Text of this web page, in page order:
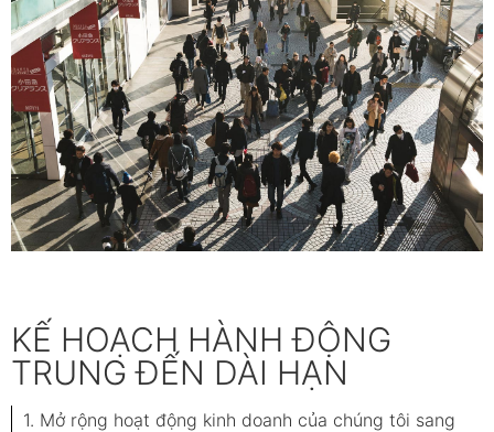
KẾ HOẠCH HÀNH ĐỘNG
TRUNG ĐẾN DÀI HẠN
1. Mở rộng hoạt động kinh doanh của chúng tôi sang